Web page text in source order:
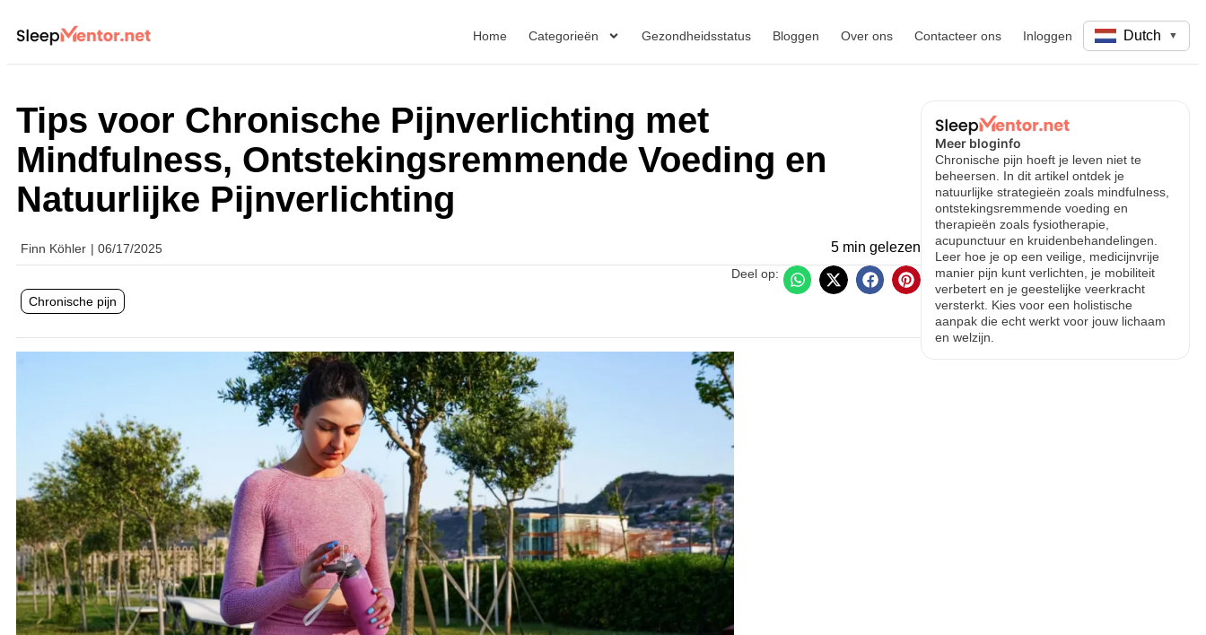
Home Categorieën Gezondheidsstatus Bloggen Over ons Contacteer ons Inloggen Dutch ▼
Tips voor Chronische Pijnverlichting met
Mindfulness, Ontstekingsremmende Voeding en
Natuurlijke Pijnverlichting
Finn Köhler | 06/17/2025 5 min gelezen
Chronische pijn
Deel op:
Meer bloginfo
Chronische pijn hoeft je leven niet te
beheersen. In dit artikel ontdek je
natuurlijke strategieën zoals mindfulness,
ontstekingsremmende voeding en
therapieën zoals fysiotherapie,
acupunctuur en kruidenbehandelingen.
Leer hoe je op een veilige, medicijnvrije
manier pijn kunt verlichten, je mobiliteit
verbetert en je geestelijke veerkracht
versterkt. Kies voor een holistische
aanpak die echt werkt voor jouw lichaam
en welzijn.